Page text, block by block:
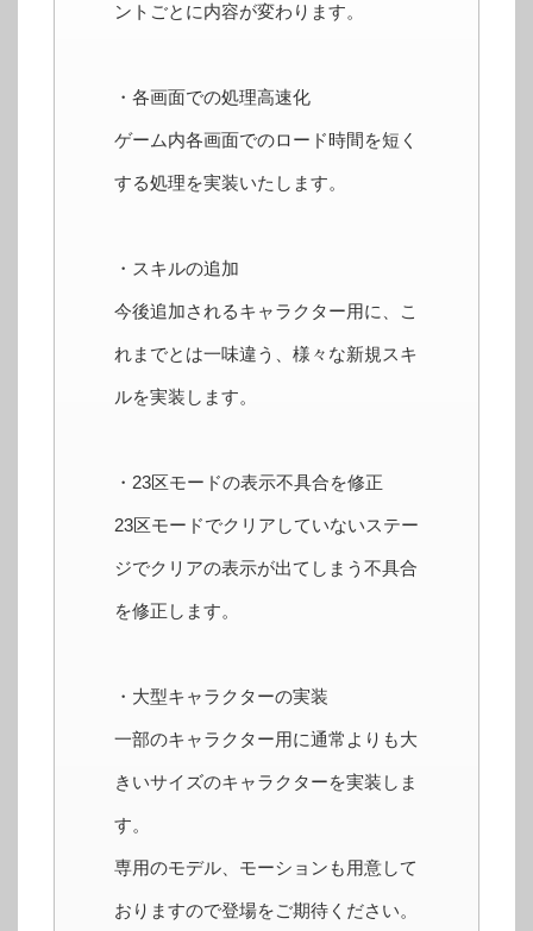
ントごとに内容が変わります。
・各画面での処理高速化
ゲーム内各画面でのロード時間を短く
する処理を実装いたします。
・スキルの追加
今後追加されるキャラクター用に、こ
れまでとは一味違う、様々な新規スキ
ルを実装します。
・23区モードの表示不具合を修正
23区モードでクリアしていないステー
ジでクリアの表示が出てしまう不具合
を修正します。
・大型キャラクターの実装
一部のキャラクター用に通常よりも大
きいサイズのキャラクターを実装しま
す。
専用のモデル、モーションも用意して
おりますので登場をご期待ください。